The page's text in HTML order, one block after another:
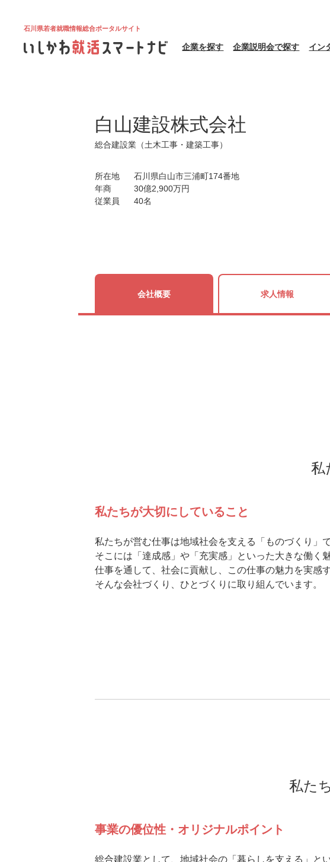
石川県若者就職情報総合ポータルサイト
企業を探す 企業説明会で探す イン
白山建設株式会社
総合建設業（土木工事・建築工事）
所在地
石川県白山市三浦町174番地
年商
30億2,900万円
従業員
40名
会社概要 求人情報
私
私たちが大切にしていること
私たちが営む仕事は地域社会を支える「ものづくり」で
そこには「達成感」や「充実感」といった大きな働く
仕事を通して、社会に貢献し、この仕事の魅力を実感す
そんな会社づくり、ひとづくりに取り組んでいます。
私た
事業の優位性・オリジナルポイント
総合建設業として、地域社会の「暮らしを支える」と